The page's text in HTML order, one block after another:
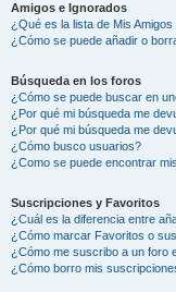
Amigos e Ignorados
¿Qué es la lista de Mis
¿Cómo se puede añadir o
Búsqueda en los foros
¿Cómo se puede buscar en
¿Por qué mi búsqueda me
¿Por qué mi búsqueda me
¿Cómo busco usuarios?
¿Como se puede encontrar
Suscripciones y Favoritos
¿Cuál es la diferencia entre
¿Cómo marcar Favoritos o
¿Cómo me suscribo a un foro
¿Cómo borro mis